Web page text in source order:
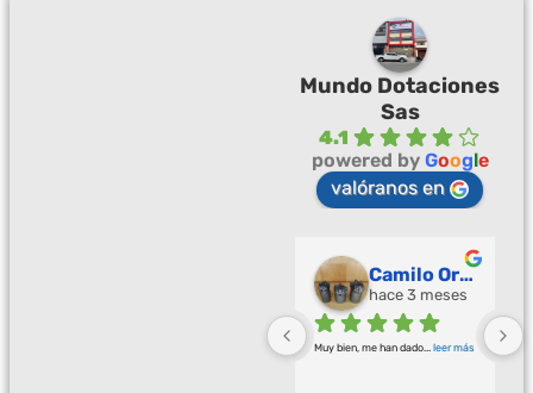
Mundo Dotaciones
Sas
4.1
powered by Google
valóranos en
Camilo Ortegón
hace 3 meses
Muy bien, me han dado leer más